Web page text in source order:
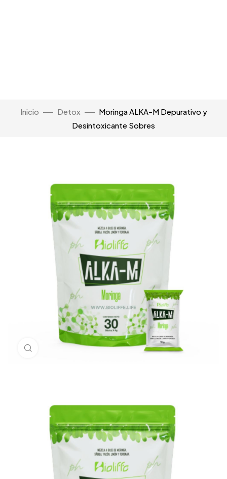
Inicio Detox
Moringa ALKA-M Depurativo y
Desintoxicante Sobres
Click para Agrandar